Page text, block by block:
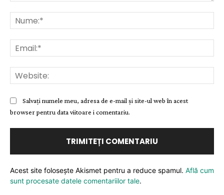
Salvați numele meu, adresa de e-mail și site-ul web în acest
browser pentru data viitoare i comentariu.
Acest site folosește Akismet pentru a reduce spamul. Află cum
sunt procesate datele comentariilor tale.